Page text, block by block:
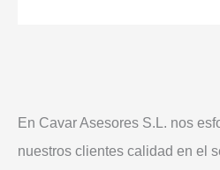
En Cavar Asesores S.L. nos
nuestros clientes calidad en el